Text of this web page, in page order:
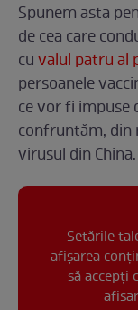
Spunem asta
de cea care
cuvalul patru al
persoanele
ce vor fi impuse
confruntăm, din
virusul din China.
Setările
afișarea
să accepți